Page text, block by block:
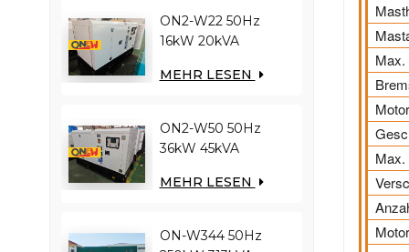
ON2-W22 50Hz
16kW 20kVA
4YT23-20D
MEHR LESEN
ON2-W50 50Hz
36kW 45kVA
N4100ZDS-42
MEHR LESEN
ON-W344 50Hz
Max.